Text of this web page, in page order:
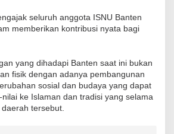
d
a
y
a
P
seluruh anggota ISNU Banten
memberikan kontribusi nyata bagi
yang dihadapi Banten saat ini bukan
fisik dengan adanya pembangunan
sosial dan budaya yang dapat
ke Islaman dan tradisi yang selama
tersebut.